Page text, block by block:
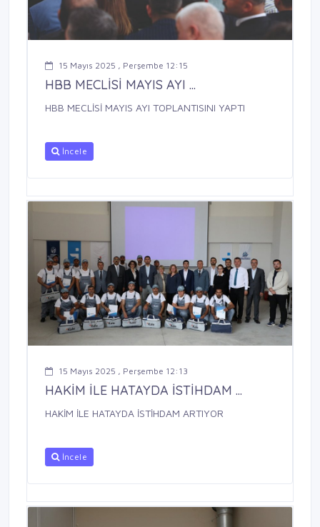
15 Mayıs 2025 , Perşembe 12:15
HBB MECLİSİ MAYIS AYI ...
HBB MECLİSİ MAYIS AYI TOPLANTISINI YAPTI
İncele
15 Mayıs 2025 , Perşembe 12:13
HAKİM İLE HATAYDA İSTİHDAM ...
HAKİM İLE HATAYDA İSTİHDAM ARTIYOR
İncele